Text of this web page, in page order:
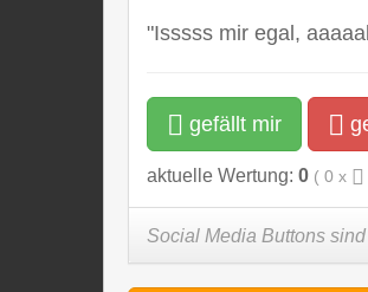
"Isssss mir egal,
gefällt mir
aktuelle Wertung: 0 ( 0 x
Social Media Buttons